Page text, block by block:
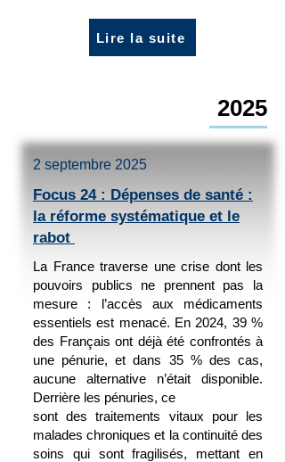
Lire la suite
2025
2 septembre 2025
Focus 24 : Dépenses de santé :
la réforme systématique et le
rabot
La France traverse une crise dont les
pouvoirs publics ne prennent pas la
mesure : l’accès aux médicaments
essentiels est menacé. En 2024, 39 %
des Français ont déjà été confrontés à
une pénurie, et dans 35 % des cas,
aucune alternative n’était disponible.
Derrière les pénuries, ce
sont des traitements vitaux pour les
malades chroniques et la continuité des
soins qui sont fragilisés, mettant en